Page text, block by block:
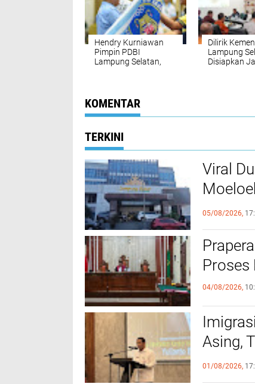
Hendry Kurniawan
Pimpin PDBI
Lampung Selatan,
Dilirik
Lampung
Disiapkan
KOMENTAR
TERKINI
Viral
Internal
05/08/2026,
Proses
04/08/2026,
Asing,
01/08/2026,